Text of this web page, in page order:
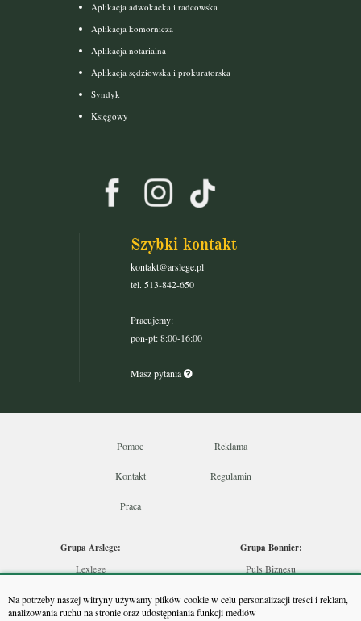
Na potrzeby naszej witryny używamy plików cookie w celu personalizacji treści i reklam,
analizowania ruchu na stronie oraz udostępniania funkcji mediów
Aplikacja adwokacka i radcowska
Aplikacja komornicza
Aplikacja notarialna
Aplikacja sędziowska i prokuratorska
Syndyk
Księgowy
Szybki kontakt
kontakt@arslege.pl
tel. 513-842-650
Pracujemy:
pon-pt: 8:00-16:00
Masz pytania
Pomoc Reklama
Kontakt Regulamin
Praca
Grupa Arslege:
Lexlege
Skarbowcy
Grupa Bonnier:
Puls Biznesu
Puls Medycyny